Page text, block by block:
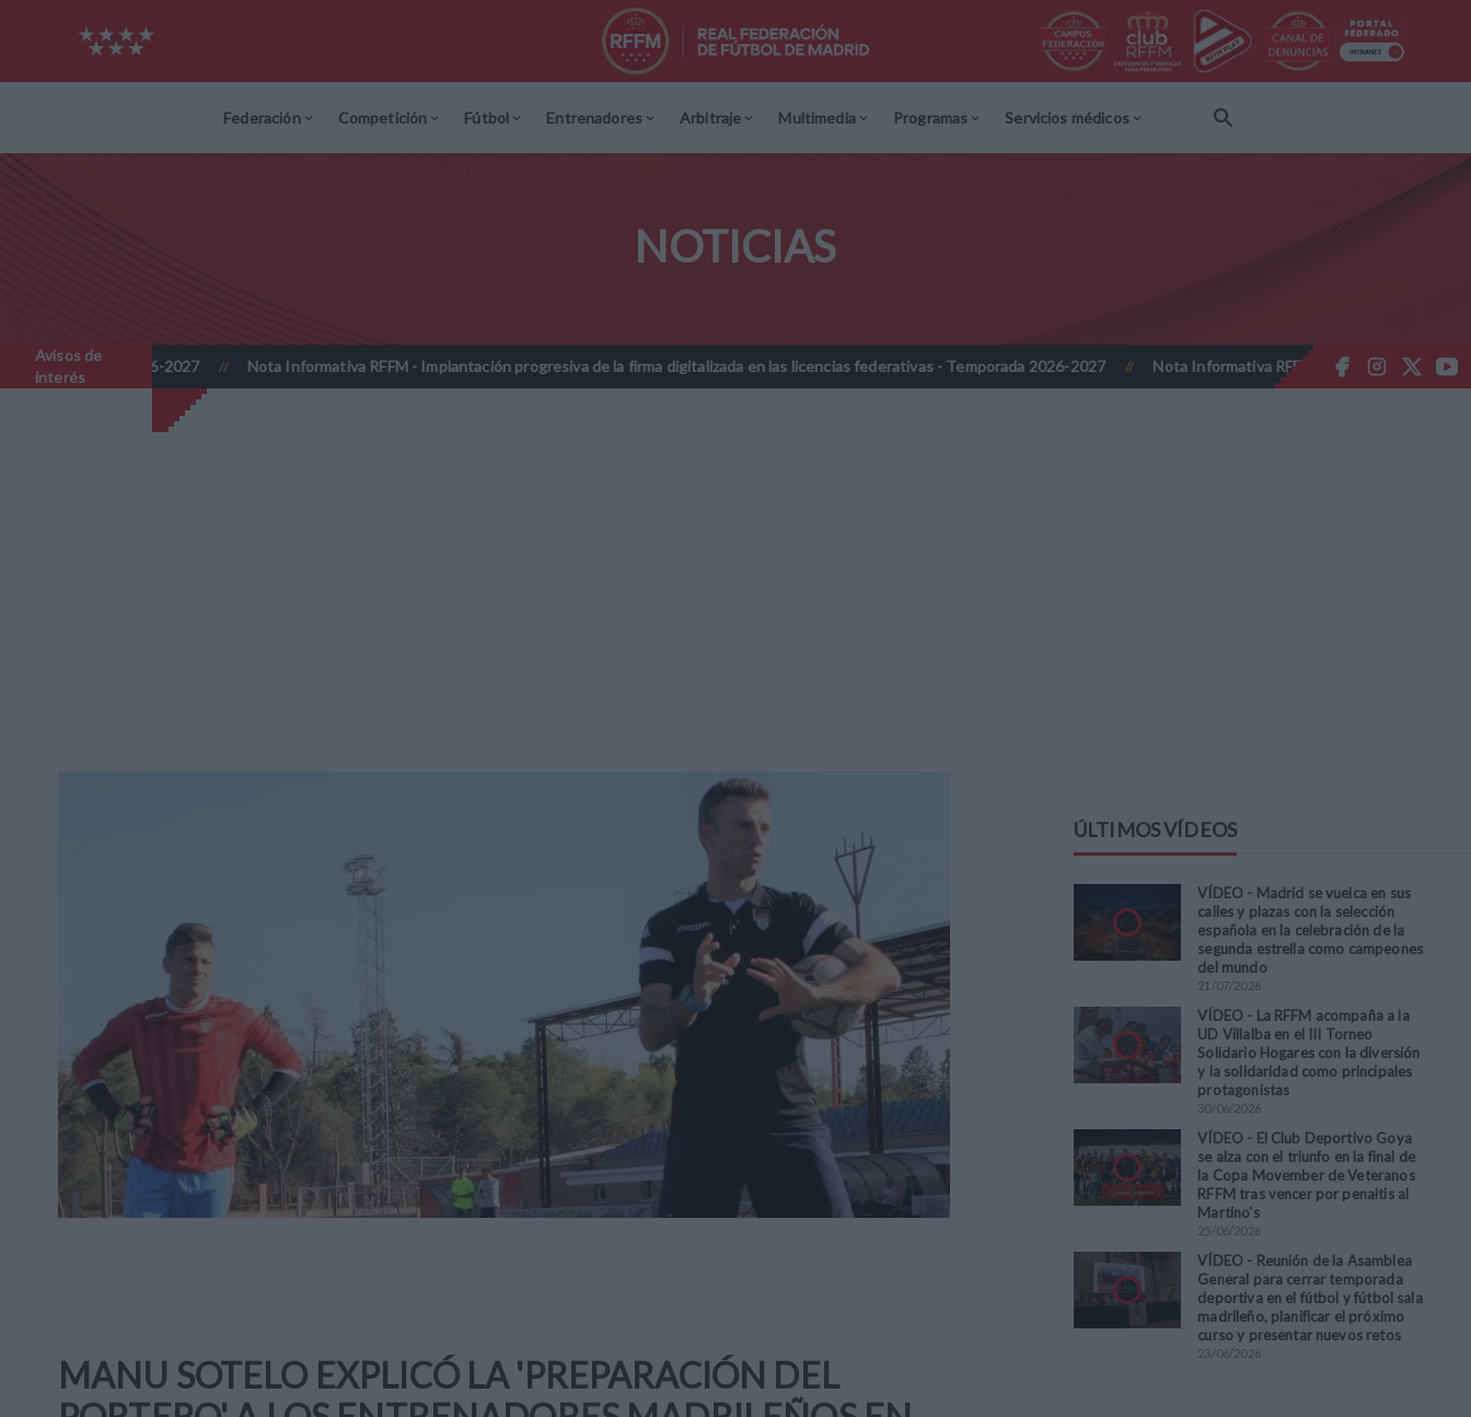
Federación Competición Fútbol Entrenadores Arbitraje Multimedia Programas Servicios médicos
NOTICIAS
Avisos de
interés
2027 Nota Informativa RFFM - Implantación progresiva de la firma digitalizada en las licencias federativas - Temporada 2026-2027 // Nota Informativa RFFM - Propuesta de Actualización Cuotas
MANU SOTELO EXPLICÓ LA 'PREPARACIÓN DEL
ÚLTIMOS VÍDEOS
VÍDEO - Madrid se vuelca en sus
calles y plazas con la selección
española en la celebración de la
segunda estrella como campeones
del mundo
21 /07/2026
VÍDEO - La RFFM acompaña a la
UD Villalba en el III Torneo
Solidario Hogares con la diversión
y la solidaridad como principales
protagonistas
30/06/2026
VÍDEO - El Club Deportivo Goya
se alza con el triunfo en la final de
la Copa Movember de Veteranos
RFFM tras vencer por penaltis al
Martino's
25/06/2026
VÍDEO - Reunión de la Asamblea
General para cerrar temporada
deportiva en el fútbol y fútbol sala
madrileño, planificar el próximo
curso y presentar nuevos retos
23/06/2026